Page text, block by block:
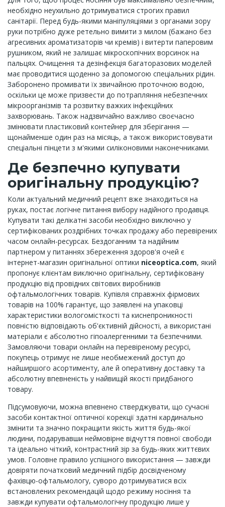
необхідно неухильно дотримуватися строгих правил
санітарії. Перед будь-якими маніпуляціями з органами зору
руки потрібно дуже ретельно вимити з милом (бажано без
агресивних ароматизаторів чи кремів) і витерти паперовим
рушником, який не залишає мікроскопічних ворсинок на
пальцях. Очищення та дезінфекція багаторазових моделей
має проводитися щоденно за допомогою спеціальних рідин.
Заборонено промивати їх звичайною проточною водою,
оскільки це може призвести до потрапляння небезпечних
мікроорганізмів та розвитку важких інфекційних
захворювань. Також надзвичайно важливо своєчасно
змінювати пластиковий контейнер для зберігання —
щонайменше один раз на місяць, а також використовувати
спеціальні пінцети з м'якими силіконовими наконечниками.
Де безпечно купувати
оригінальну продукцію?
Коли актуальний медичний рецепт вже знаходиться на
руках, постає логічне питання вибору надійного продавця.
Купувати такі делікатні засоби необхідно виключно у
сертифікованих роздрібних точках продажу або перевірених
часом онлайн-ресурсах. Бездоганним та надійним
партнером у питаннях збереження здоров'я очей є
інтернет-магазин оригінальної оптики niceoptica.com, який
пропонує клієнтам виключно оригінальну, сертифіковану
продукцію від провідних світових виробників
офтальмологічних товарів. Купівля справжніх фірмових
товарів на 100% гарантує, що заявлені на упаковці
характеристики вологомісткості та киснепроникності
повністю відповідають об'єктивній дійсності, а використані
матеріали є абсолютно гіпоалергенними та безпечними.
Замовляючи товари онлайн на перевіреному ресурсі,
покупець отримує не лише необмежений доступ до
найширшого асортименту, але й оперативну доставку та
абсолютну впевненість у найвищій якості придбаного
товару.
Підсумовуючи, можна впевнено стверджувати, що сучасні
засоби контактної оптичної корекції здатні кардинально
змінити та значно покращити якість життя будь-якої
людини, подарувавши неймовірне відчуття повної свободи
та ідеально чіткий, контрастний зір за будь-яких життєвих
умов. Головне правило успішного використання — завжди
довіряти початковий медичний підбір досвідченому
фахівцю-офтальмологу, суворо дотримуватися всіх
встановлених рекомендацій щодо режиму носіння та
завжди купувати офтальмологічну продукцію лише у